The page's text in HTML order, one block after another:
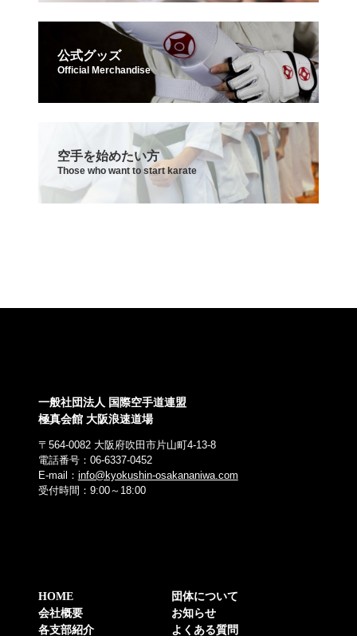
公式グッズ
Official Merchandise
空手を始めたい方
Those who want to start karate
一般社団法人 国際空手道連盟
極真会館 大阪浪速道場
〒564-0082 大阪府吹田市片山町4-13-8
電話番号：06-6337-0452
E-mail： info@kyokushin-osakananiwa.com
受付時間：9:00～18:00
HOME
団体について
会社概要
お知らせ
各支部紹介
よくある質問